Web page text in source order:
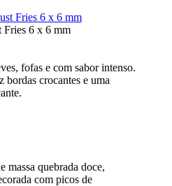
Fries 6 x 6 mm
fofas e com sabor intenso.
bordas crocantes e uma
quebrada doce,
com picos de